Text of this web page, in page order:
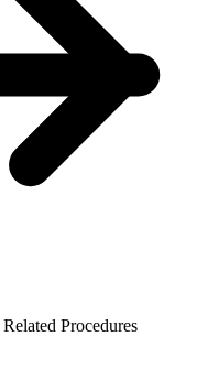
Related Procedures